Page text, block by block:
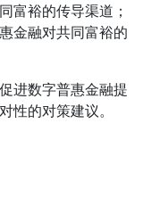
富裕的传导渠道；
金融对共同富裕的
进数字普惠金融提
性的对策建议。